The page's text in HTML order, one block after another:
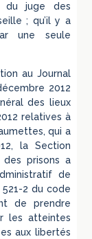
du juge des
; qu’il y a
une seule
au Journal
2012
des lieux
relatives à
qui a
la Section
des prisons a
de
2 du code
de prendre
les atteintes
aux libertés